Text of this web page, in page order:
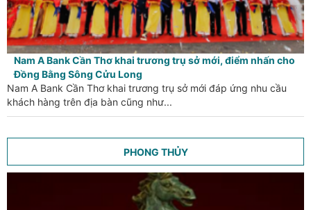
Nam A Bank Cần Thơ khai trương trụ sở mới, điểm nhấn cho
Đồng Bằng Sông Cửu Long
Nam A Bank Cần Thơ khai trương trụ sở mới đáp ứng nhu cầu
khách hàng trên địa bàn cũng như...
PHONG THỦY